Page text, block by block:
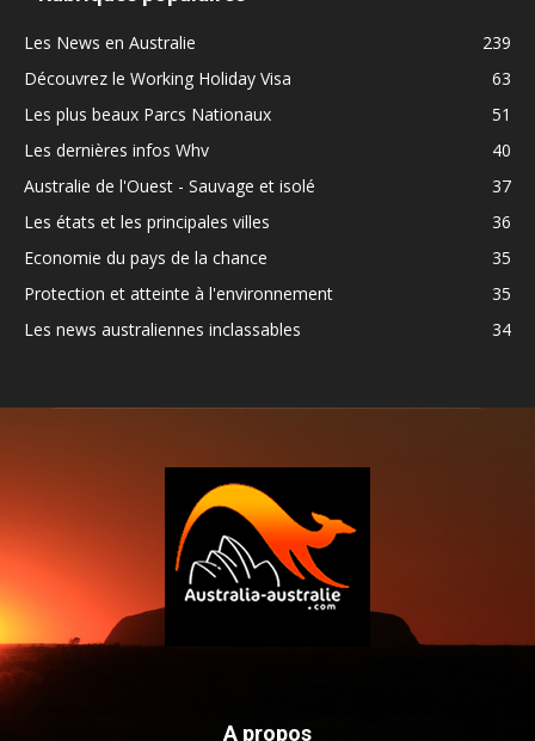
Les News en Australie
239
Découvrez le Working Holiday Visa
63
Les plus beaux Parcs Nationaux
51
Les dernières infos Whv
40
Australie de l'Ouest - Sauvage et isolé
37
Les états et les principales villes
36
Economie du pays de la chance
35
Protection et atteinte à l'environnement
35
Les news australiennes inclassables
34
A propos